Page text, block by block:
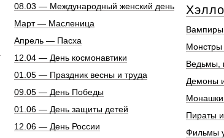
Монстры
Ведьмы,
Демоны
Монашки
Пираты
Фильмы
08.03 — Международный женский день
Март — Масленица
Апрель — Пасха
12.04 — День космонавтики
01.05 — Праздник весны и труда
09.05 — День Победы
01.06 — День защиты детей
12.06 — День России